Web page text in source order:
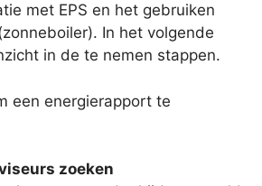
met EPS en het gebruiken
In het volgende
in de te nemen stappen.
een energierapport te
zoeken